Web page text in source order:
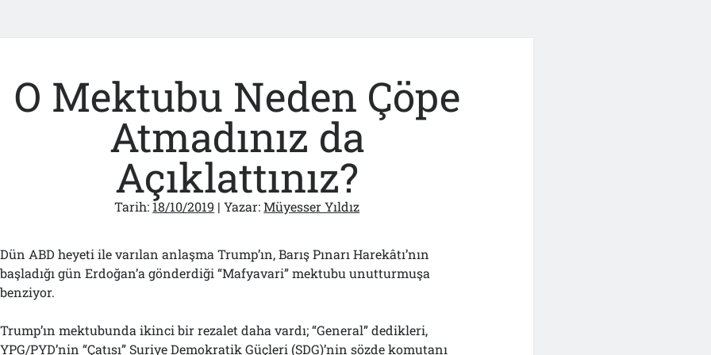
O Mektubu Neden Çöpe
Atmadınız da
Açıklattınız?
Tarih: 18/10/2019 | Yazar:Müyesser Yıldız
Dün ABD heyeti ile varılan anlaşma Trump’ın, Barış Pınarı Harekâtı’nın
başladığı gün Erdoğan’a gönderdiği “Mafyavari” mektubu unutturmuşa
benziyor.
Trump’ın mektubunda ikinci bir rezalet daha vardı; “General” dedikleri,
YPG/PYD’nin “Çatısı” Suriye Demokratik Güçleri (SDG)’nin sözde komutanı